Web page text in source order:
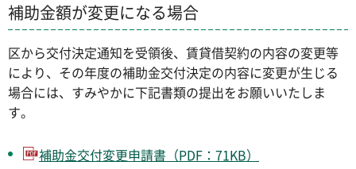
補助金額が変更になる場合
区から交付決定通知を受領後、賃貸借契約の内容の変更等
により、その年度の補助金交付決定の内容に変更が生じる
場合には、すみやかに下記書類の提出をお願いいたしま
す。
補助金交付変更申請書（PDF：71KB）